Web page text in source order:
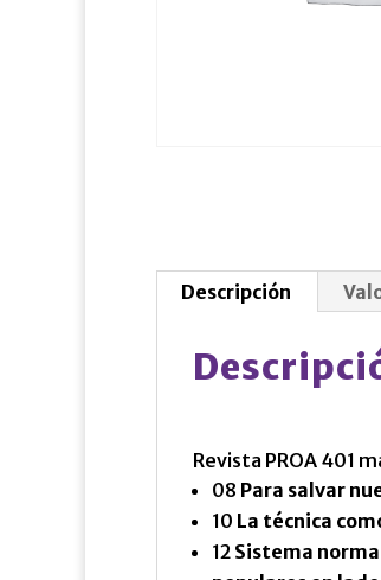
Descripción
Revista PROA 401
08 Para salvar
10 La técnica
12 Sistema